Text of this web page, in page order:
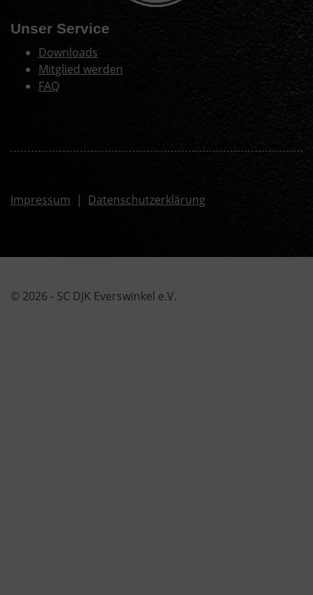
Unser Service
Downloads
Mitglied werden
FAQ
Impressum | Datenschutzerklärung
© 2026 - SC DJK Everswinkel e.V.